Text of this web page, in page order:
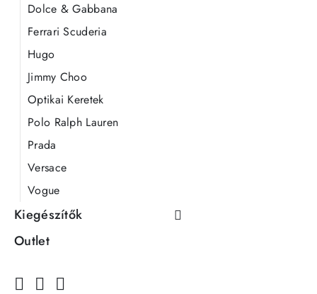
Dolce & Gabbana
Ferrari Scuderia
Hugo
Jimmy Choo
Optikai Keretek
Polo Ralph Lauren
Prada
Versace
Vogue
Kiegészítők
Outlet